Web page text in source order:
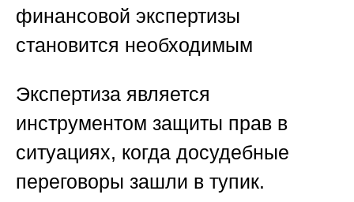
финансовой экспертизы
становится необходимым
Экспертиза является
инструментом защиты прав в
ситуациях, когда досудебные
переговоры зашли в тупик.